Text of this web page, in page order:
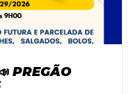
PREGÃO